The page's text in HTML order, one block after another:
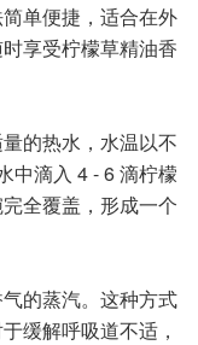
单便捷，适合在外
享受柠檬草精油香
的热水，水温以不
中滴入 4 - 6 滴柠檬
全覆盖，形成一个
的蒸汽。这种方式
缓解呼吸道不适，